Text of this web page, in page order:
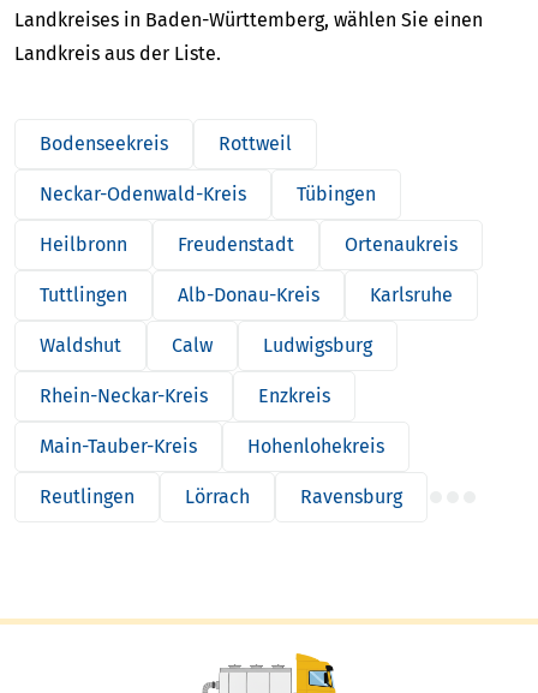
Landkreises in Baden-Württemberg, wählen Sie einen
Landkreis aus der Liste.
Bodenseekreis Rottweil
Neckar-Odenwald-Kreis Tübingen
Heilbronn Freudenstadt Ortenaukreis
Tuttlingen Alb-Donau-Kreis Karlsruhe
Waldshut Calw Ludwigsburg
Rhein-Neckar-Kreis Enzkreis
Main-Tauber-Kreis Hohenlohekreis
Reutlingen Lörrach Ravensburg